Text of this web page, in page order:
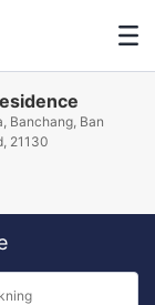
Banchang, Ban
21130